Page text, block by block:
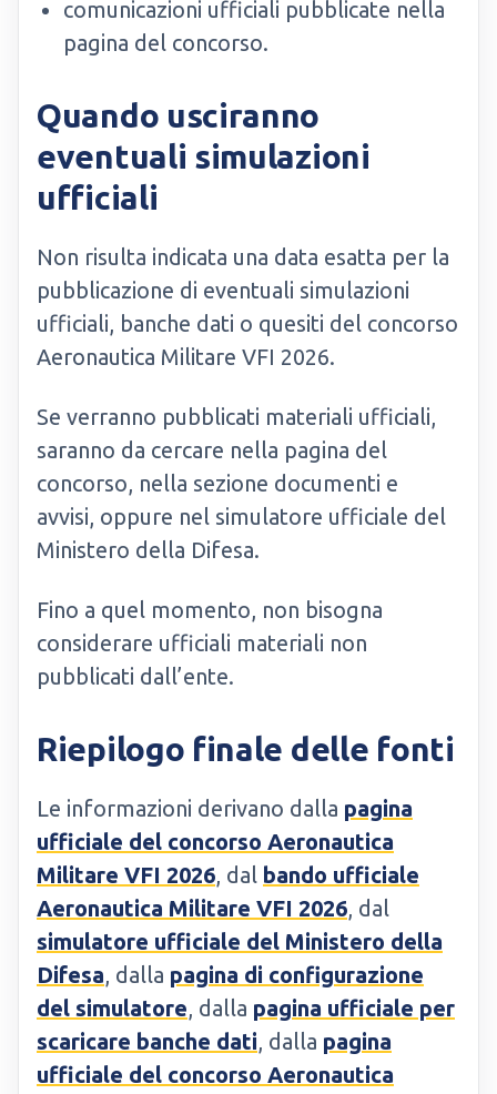
comunicazioni ufficiali pubblicate nella
pagina del concorso.
Quando usciranno
eventuali simulazioni
ufficiali
Non risulta indicata una data esatta per la
pubblicazione di eventuali simulazioni
ufficiali, banche dati o quesiti del concorso
Aeronautica Militare VFI 2026.
Se verranno pubblicati materiali ufficiali,
saranno da cercare nella pagina del
concorso, nella sezione documenti e
avvisi, oppure nel simulatore ufficiale del
Ministero della Difesa.
Fino a quel momento, non bisogna
considerare ufficiali materiali non
pubblicati dall’ente.
Riepilogo finale delle fonti
Le informazioni derivano dalla pagina
ufficiale del concorso Aeronautica
Militare VFI 2026, dal bando ufficiale
Aeronautica Militare VFI 2026, dal
simulatore ufficiale del Ministero della
Difesa, dalla pagina di configurazione
del simulatore, dalla pagina ufficiale per
scaricare banche dati, dalla pagina
ufficiale del concorso Aeronautica